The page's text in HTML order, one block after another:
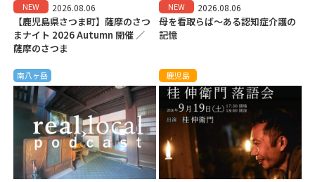
NEW 2026.08.06
【鹿児島県さつま町】薩摩のさつ
まナイト 2026 Autumn 開催 ／
薩摩のさつま
NEW 2026.08.06
母を看取らば～ある認知症介護の
記憶
南八ヶ岳 鹿児島